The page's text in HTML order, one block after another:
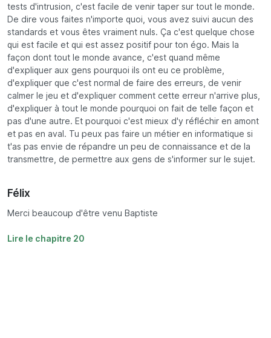
tests d'intrusion, c'est facile de venir taper sur tout le monde.
De dire vous faites n'importe quoi, vous avez suivi aucun des
standards et vous êtes vraiment nuls. Ça c'est quelque chose
qui est facile et qui est assez positif pour ton égo. Mais la
façon dont tout le monde avance, c'est quand même
d'expliquer aux gens pourquoi ils ont eu ce problème,
d'expliquer que c'est normal de faire des erreurs, de venir
calmer le jeu et d'expliquer comment cette erreur n'arrive plus,
d'expliquer à tout le monde pourquoi on fait de telle façon et
pas d'une autre. Et pourquoi c'est mieux d'y réfléchir en amont
et pas en aval. Tu peux pas faire un métier en informatique si
t'as pas envie de répandre un peu de connaissance et de la
transmettre, de permettre aux gens de s'informer sur le sujet.
Félix
Merci beaucoup d'être venu Baptiste
Lire le chapitre 20